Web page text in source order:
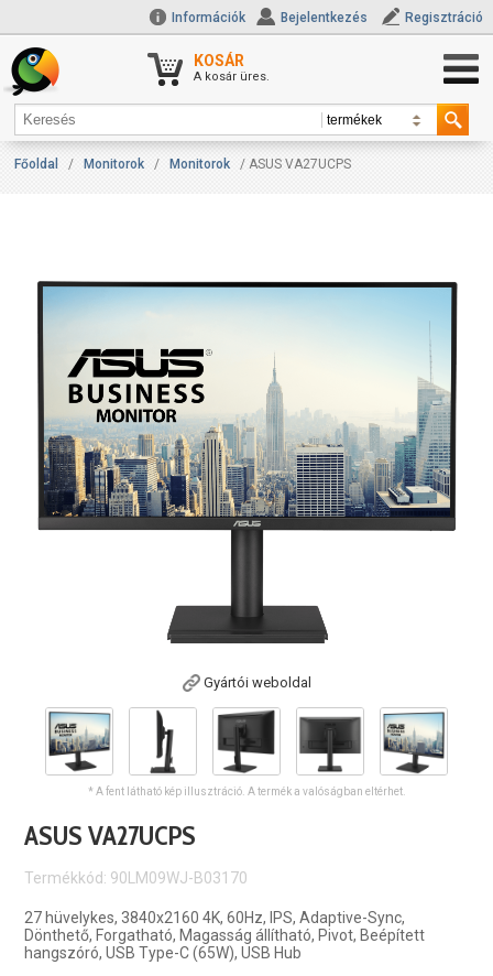
Információk Bejelentkezés Regisztráció
KOSÁR
A kosár üres.
Főoldal / Monitorok / Monitorok / ASUS VA27UCPS
Gyártói weboldal
* A fent látható kép illusztráció. A termék a valóságban eltérhet.
ASUS VA27UCPS
Termékkód: 90LM09WJ-B03170
27 hüvelykes, 3840x2160 4K, 60Hz, IPS, Adaptive-Sync,
Dönthető, Forgatható, Magasság állítható, Pivot, Beépített
hangszóró, USB Type-C (65W), USB Hub